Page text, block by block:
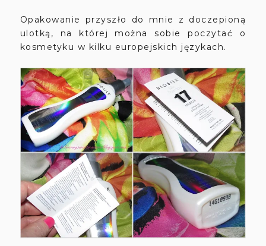
Opakowanie przyszło do mnie z doczepioną
ulotką, na której można sobie poczytać o
kosmetyku w kilku europejskich językach.